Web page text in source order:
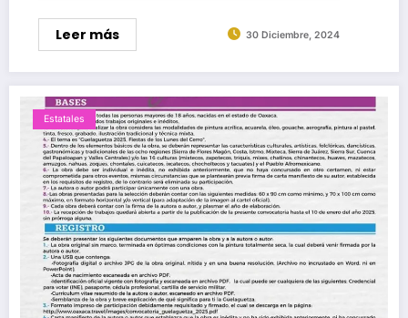
Leer más 30 Diciembre, 2024
Estatales